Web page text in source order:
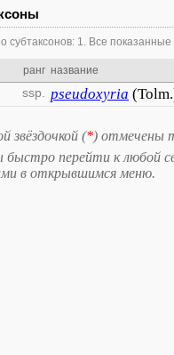
субтаксонов: 1. Все
ранг название
ssp. pseudoxyria
звёздочкой (*) отмечены
перейти к любой
в открывшимся меню.